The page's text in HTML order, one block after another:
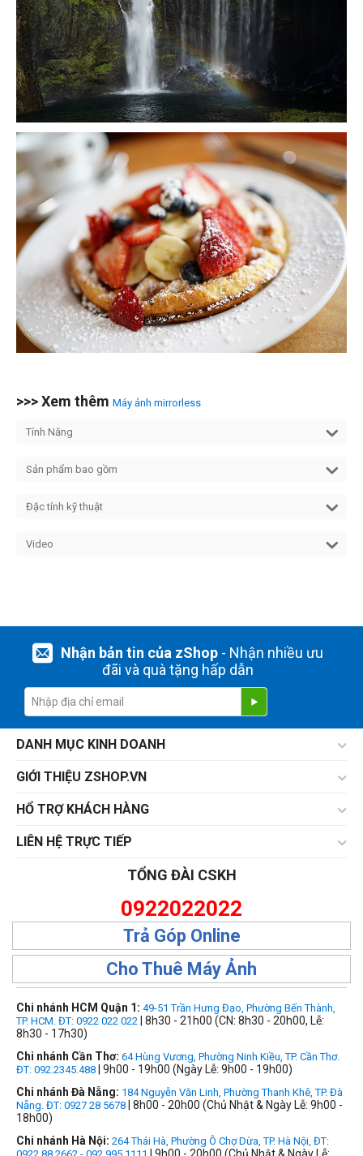
>>> Xem thêm Máy ảnh mirrorless
Tính Năng
Sản phẩm bao gồm
Đặc tính kỹ thuật
Video
Nhận bản tin của zShop- Nhận nhiều ưu
đãi và quà tặng hấp dẫn
DANH MỤC KINH DOANH
GIỚI THIỆU ZSHOP.VN
HỔ TRỢ KHÁCH HÀNG
LIÊN HỆ TRỰC TIẾP
TỔNG ĐÀI CSKH
0922022022
Trả Góp Online
Cho Thuê Máy Ảnh
Chi nhánh HCM Quận 1: 49-51 Trần Hưng Đạo, Phường Bến Thành,
TP. HCM. ĐT: 0922 022 022 | 8h30 - 21h00 (CN: 8h30 - 20h00, Lễ:
8h30 - 17h30)
Chi nhánh Cần Thơ: 64 Hùng Vương, Phường Ninh Kiều, TP. Cần Thơ.
ĐT: 092.2345.488 | 9h00 - 19h00 (Ngày Lễ: 9h00 - 19h00)
Chi nhánh Đà Nẵng: 184 Nguyễn Văn Linh, Phường Thanh Khê, TP. Đà
Nẵng. ĐT: 0927 28 5678 | 8h00 - 20h00 (Chủ Nhật & Ngày Lễ: 9h00 -
18h00)
Chi nhánh Hà Nội: 264 Thái Hà, Phường Ô Chợ Dừa, TP. Hà Nội, ĐT: